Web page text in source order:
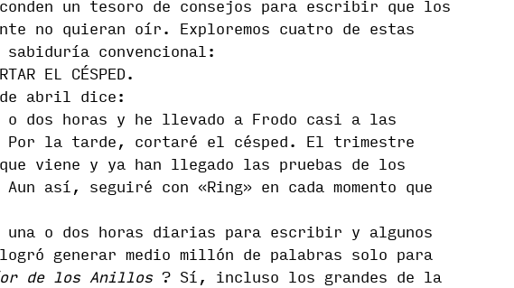
un tesoro de consejos para escribir que los
no quieran oír. Exploremos cuatro de estas
convencional:
EL CÉSPED.
de abril dice:
o dos horas y he llevado a Frodo casi a las
Por la tarde, cortaré el césped. El trimestre
que viene y ya han llegado las pruebas de los
Aun así, seguiré con «Ring» en cada momento que
una o dos horas diarias para escribir y algunos
generar medio millón de palabras solo para
de los Anillos? Sí, incluso los grandes de la